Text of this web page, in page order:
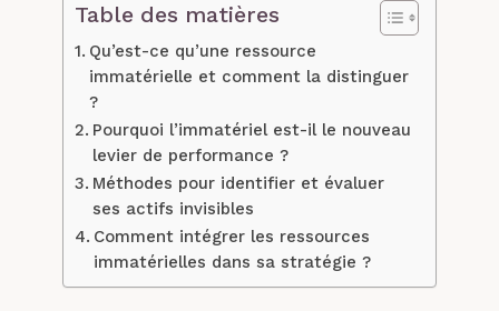
Table des matières
Qu’est-ce qu’une ressource
immatérielle et comment la distinguer
?
Pourquoi l’immatériel est-il le nouveau
levier de performance ?
Méthodes pour identifier et évaluer
ses actifs invisibles
Comment intégrer les ressources
immatérielles dans sa stratégie ?